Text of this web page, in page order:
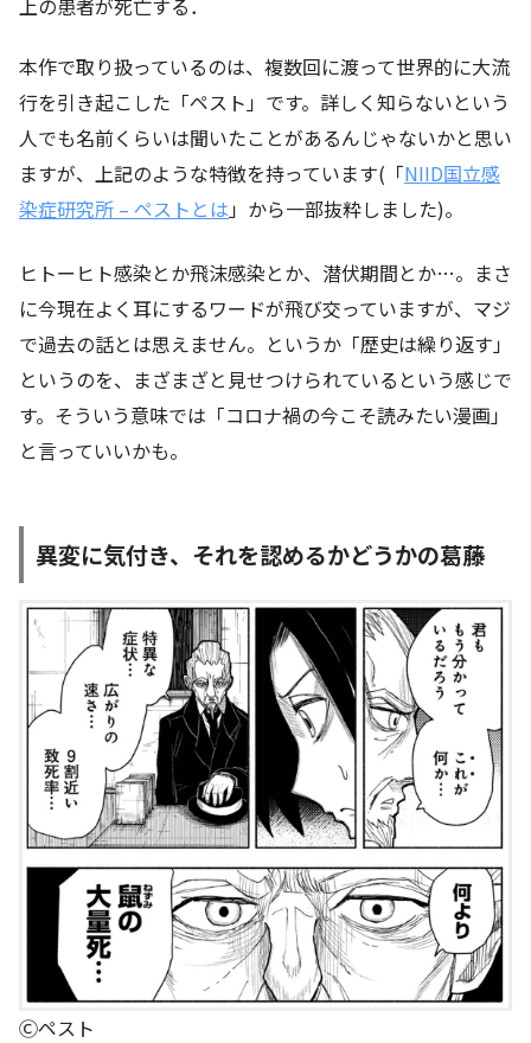
本作で取り扱っているのは、複数回に渡って世界的に大流
行を引き起こした「ペスト」です。詳しく知らないという
人でも名前くらいは聞いたことがあるんじゃないかと思い
ますが、上記のような特徴を持っています(「NIID国立感
染症研究所 – ペストとは 」から一部抜粋しました)。
ヒトーヒト感染とか飛沫感染とか、潜伏期間とか…。まさ
に今現在よく耳にするワードが飛び交っていますが、マジ
で過去の話とは思えません。というか「歴史は繰り返す」
というのを、まざまざと見せつけられているという感じで
す。そういう意味では「コロナ禍の今こそ読みたい漫画」
と言っていいかも。
異変に気付き、それを認めるかどうかの葛藤
Ⓒペスト